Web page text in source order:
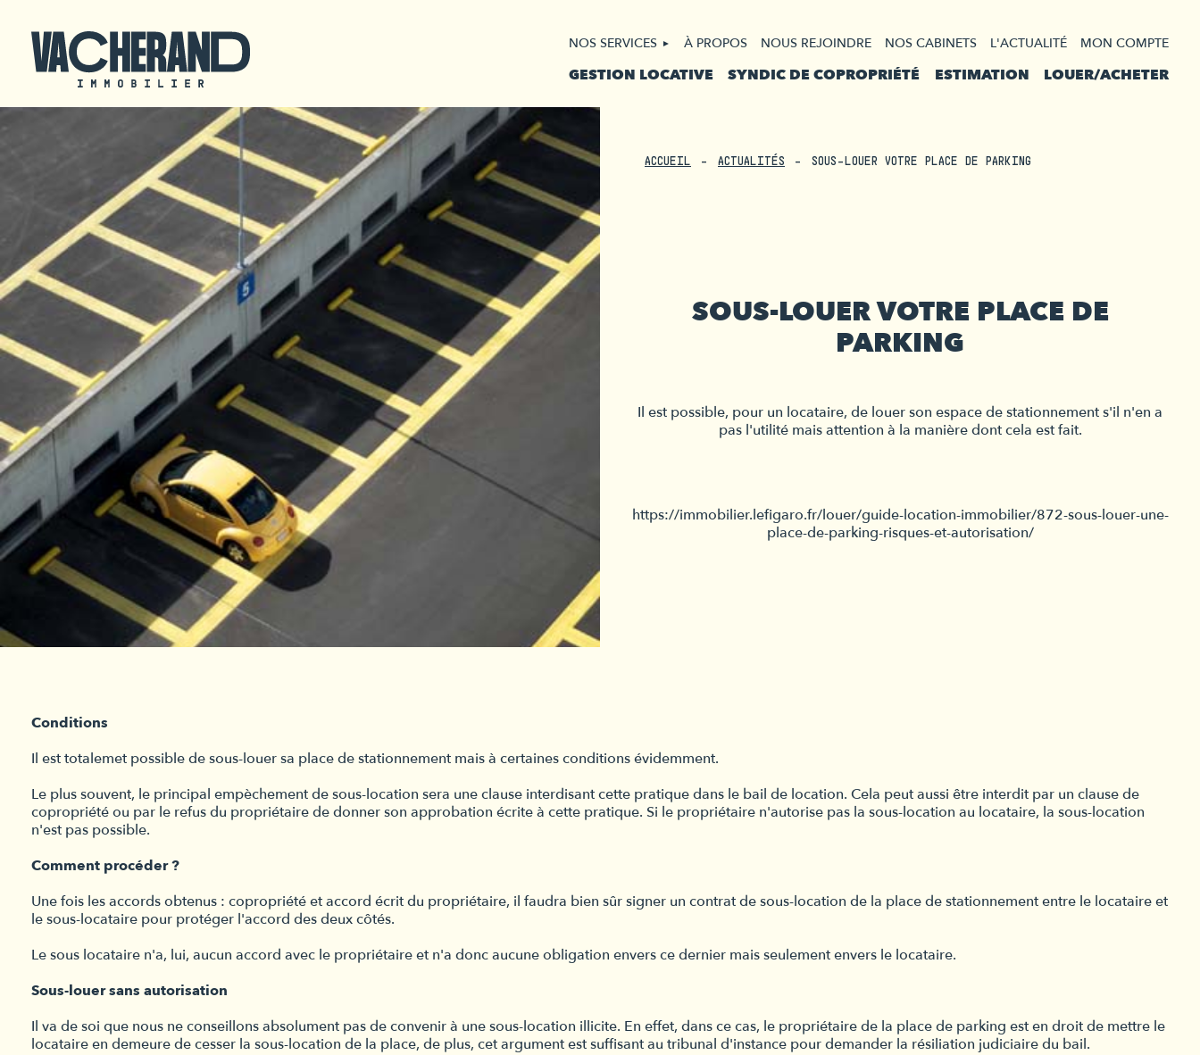
NOS SERVICES À PROPOS NOUS REJOINDRE NOS CABINETS L'ACTUALITÉ MON COMPTE
GESTION LOCATIVE SYNDIC DE COPROPRIÉTÉ ESTIMATION LOUER/ACHETER
ACCUEIL ACTUALITÉS SOUS-LOUER VOTRE PLACE DE PARKING
SOUS-LOUER VOTRE PLACE DE
PARKING
Il est possible, pour un locataire, de louer son espace de stationnement s'il n'en a
pas l'utilité mais attention à la manière dont cela est fait.
https://immobilier.lefigaro.fr/louer/guide-location-immobilier/872-sous-louer-une-
place-de-parking-risques-et-autorisation/
Conditions
Il est totalemet possible de sous-louer sa place de stationnement mais à certaines conditions évidemment.
Le plus souvent, le principal empèchement de sous-location sera une clause interdisant cette pratique dans le bail de location. Cela peut aussi être interdit par un clause de
copropriété ou par le refus du propriétaire de donner son approbation écrite à cette pratique. Si le propriétaire n'autorise pas la sous-location au locataire, la sous-location
n'est pas possible.
Comment procéder ?
Une fois les accords obtenus : copropriété et accord écrit du propriétaire, il faudra bien sûr signer un contrat de sous-location de la place de stationnement entre le locataire et
le sous-locataire pour protéger l'accord des deux côtés.
Le sous locataire n'a, lui, aucun accord avec le propriétaire et n'a donc aucune obligation envers ce dernier mais seulement envers le locataire.
Sous-louer sans autorisation
Il va de soi que nous ne conseillons absolument pas de convenir à une sous-location illicite. En effet, dans ce cas, le propriétaire de la place de parking est en droit de mettre le
locataire en demeure de cesser la sous-location de la place, de plus, cet argument est suffisant au tribunal d'instance pour demander la résiliation judiciaire du bail.